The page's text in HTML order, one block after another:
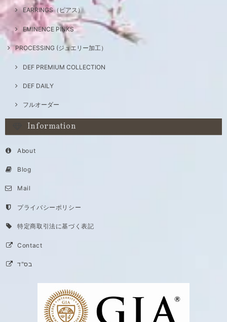
EARRINGS（ピアス）
EMINENCE PINKS
PROCESSING (ジュエリー加工）
DEF PREMIUM COLLECTION
DEF DAILY
フルオーダー
Information
About
Blog
Mail
プライバシーポリシー
特定商取引法に基づく表記
Contact
בס"ד